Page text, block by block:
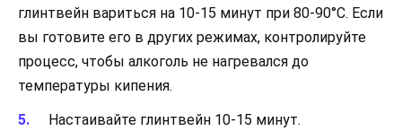
глинтвейн вариться на 10-15 минут при 80-90°C. Если
вы готовите его в других режимах, контролируйте
процесс, чтобы алкоголь не нагревался до
температуры кипения.
Настаивайте глинтвейн 10-15 минут.